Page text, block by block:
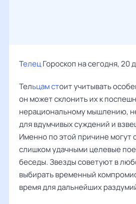
ТелецГороскоп на сегодня, 20
Тельцам стоит учитывать
он может склонить их к
нерациональному мышлению,
для вдумчивых суждений и
Именно по этой причине могут
слишком удачными целевые
беседы. Звезды советуют в
выбирать временный
время для дальнейших